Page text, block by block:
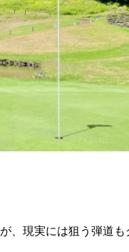
、現実には狙う弾道も